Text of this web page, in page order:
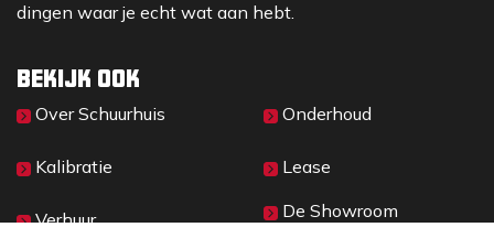
dingen waar je echt wat aan hebt.
Bekijk ook
Over Sc​huurhuis
Kalibratie
Verhuur
Onderhoud
Lease
De Showroom